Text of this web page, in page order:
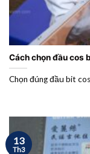
Cách chọn đầu cos
Chọn đúng đầu bit
13
Th3